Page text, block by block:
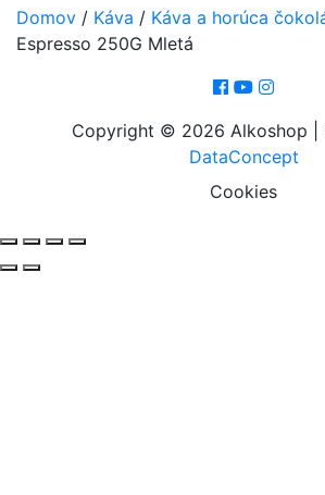
Domov / Káva / Káva a horúca
Espresso 250G Mletá
Copyright © 2026 Alkoshop |
DataConcept
Cookies